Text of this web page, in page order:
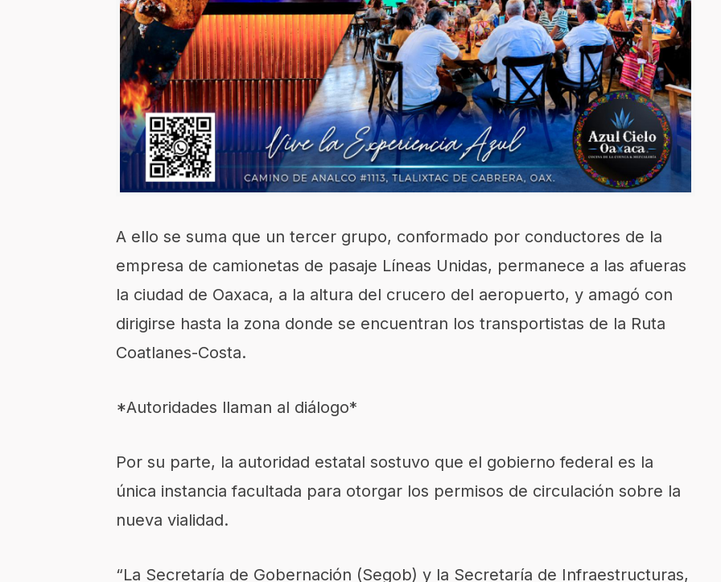
A ello se suma que un tercer grupo, conformado por conductores de la
empresa de camionetas de pasaje Líneas Unidas, permanece a las afueras
la ciudad de Oaxaca, a la altura del crucero del aeropuerto, y amagó con
dirigirse hasta la zona donde se encuentran los transportistas de la Ruta
Coatlanes-Costa.
*Autoridades llaman al diálogo*
Por su parte, la autoridad estatal sostuvo que el gobierno federal es la
única instancia facultada para otorgar los permisos de circulación sobre la
nueva vialidad.
“La Secretaría de Gobernación (Segob) y la Secretaría de Infraestructuras,